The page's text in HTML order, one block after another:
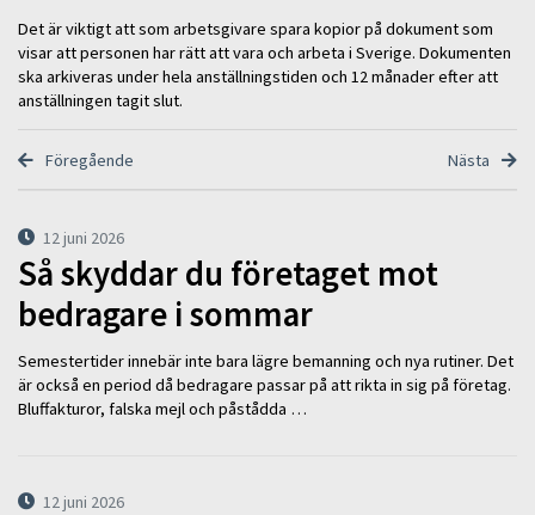
Det är viktigt att som arbetsgivare spara kopior på dokument som
visar att personen har rätt att vara och arbeta i Sverige. Dokumenten
ska arkiveras under hela anställningstiden och 12 månader efter att
anställningen tagit slut.
Föregående Nästa
12 juni 2026
Så skyddar du företaget mot
bedragare i sommar
Semestertider innebär inte bara lägre bemanning och nya rutiner. Det
är också en period då bedragare passar på att rikta in sig på företag.
Bluffakturor, falska mejl och påstådda …
12 juni 2026